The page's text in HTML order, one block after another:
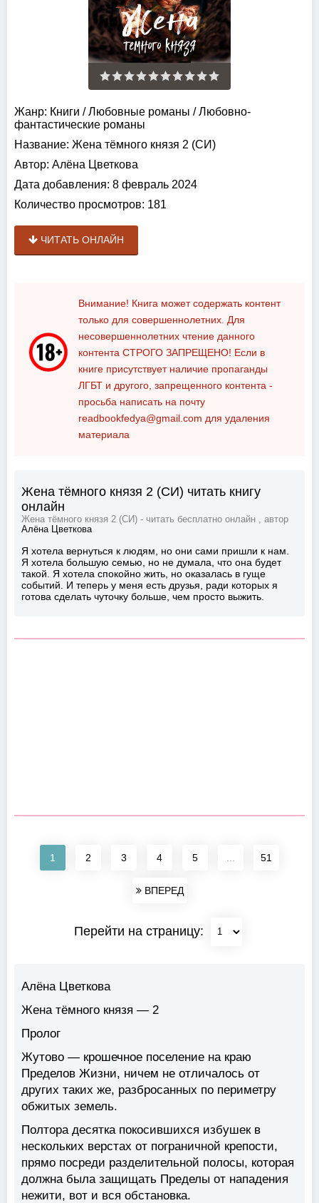
Жанр: Книги /Любовные романы /Любовно-
фантастические романы
Название: Жена тёмного князя 2 (СИ)
Автор: Алёна Цветкова
Дата добавления: 8 февраль 2024
Количество просмотров: 181
ЧИТАТЬ ОНЛАЙН
Внимание! Книга может содержать контент
только для совершеннолетних. Для
несовершеннолетних чтение данного
контента СТРОГО ЗАПРЕЩЕНО! Если в
книге присутствует наличие пропаганды
ЛГБТ и другого, запрещенного контента -
просьба написать на почту
readbookfedya@gmail.com для удаления
материала
Жена тёмного князя 2 (СИ) читать книгу
онлайн
Жена тёмного князя 2 (СИ) - читать бесплатно онлайн , автор
Алёна Цветкова
Я хотела вернуться к людям, но они сами пришли к нам.
Я хотела большую семью, но не думала, что она будет
такой. Я хотела спокойно жить, но оказалась в гуще
событий. И теперь у меня есть друзья, ради которых я
готова сделать чуточку больше, чем просто выжить.
1 2 3 4 5 51
ВПЕРЕД
Перейти на страницу:
Алёна Цветкова
Жена тёмного князя — 2
Пролог
Жутово — крошечное поселение на краю
Пределов Жизни, ничем не отличалось от
других таких же, разбросанных по периметру
обжитых земель.
Полтора десятка покосившихся избушек в
нескольких верстах от пограничной крепости,
прямо посреди разделительной полосы, которая
должна была защищать Пределы от нападения
нежити, вот и вся обстановка.